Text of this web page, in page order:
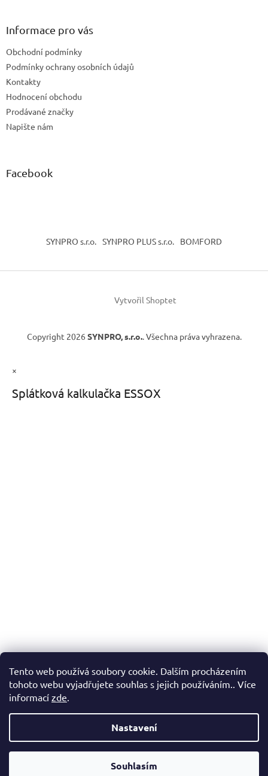
Tento web používá soubory cookie. Dalším procházením
tohoto webu vyjadřujete souhlas s jejich používáním.. Více
informací zde.
Nastavení
Souhlasím
Vážení zákazníci, v případě, že hledáte konkrétní zboží a my jej
nemáme v našem e-shopu, neváhejte nás kontaktovat a my Vám
Informace pro vás
Obchodní podmínky
Podmínky ochrany osobních údajů
Kontakty
Hodnocení obchodu
Prodávané značky
Napište nám
Facebook
SYNPRO s.r.o. SYNPRO PLUS s.r.o. BOMFORD
Vytvořil Shoptet
Copyright 2026 SYNPRO, s.r.o.. Všechna práva vyhrazena.
×
Splátková kalkulačka ESSOX